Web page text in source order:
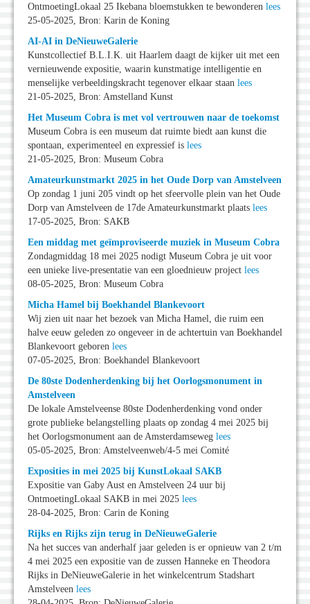
OntmoetingLokaal 25 Ikebana bloemstukken te bewonderen lees
25-05-2025, Bron: Karin de Koning
AI-AI in DeNieuweGalerie
Kunstcollectief B.L.I.K. uit Haarlem daagt de kijker uit met een
vernieuwende expositie, waarin kunstmatige intelligentie en
menselijke verbeeldingskracht tegenover elkaar staan lees
21-05-2025, Bron: Amstelland Kunst
Het Museum Cobra is met vol vertrouwen naar de toekomst
Museum Cobra is een museum dat ruimte biedt aan kunst die
spontaan, experimenteel en expressief is lees
21-05-2025, Bron: Museum Cobra
Amateurkunstmarkt 2025 in het Oude Dorp van Amstelveen
Op zondag 1 juni 205 vindt op het sfeervolle plein van het Oude
Dorp van Amstelveen de 17de Amateurkunstmarkt plaats lees
17-05-2025, Bron: SAKB
Een middag met geïmproviseerde muziek in Museum Cobra
Zondagmiddag 18 mei 2025 nodigt Museum Cobra je uit voor
een unieke live-presentatie van een gloednieuw project lees
08-05-2025, Bron: Museum Cobra
Micha Hamel bij Boekhandel Blankevoort
Wij zien uit naar het bezoek van Micha Hamel, die ruim een
halve eeuw geleden zo ongeveer in de achtertuin van Boekhandel
Blankevoort geboren lees
07-05-2025, Bron: Boekhandel Blankevoort
De 80ste Dodenherdenking bij het Oorlogsmonument in
Amstelveen
De lokale Amstelveense 80ste Dodenherdenking vond onder
grote publieke belangstelling plaats op zondag 4 mei 2025 bij
het Oorlogsmonument aan de Amsterdamseweg lees
05-05-2025, Bron: Amstelveenweb/4-5 mei Comité
Exposities in mei 2025 bij KunstLokaal SAKB
Expositie van Gaby Aust en Amstelveen 24 uur bij
OntmoetingLokaal SAKB in mei 2025 lees
28-04-2025, Bron: Carin de Koning
Rijks en Rijks zijn terug in DeNieuweGalerie
Na het succes van anderhalf jaar geleden is er opnieuw van 2 t/m
4 mei 2025 een expositie van de zussen Hanneke en Theodora
Rijks in DeNieuweGalerie in het winkelcentrum Stadshart
Amstelveen lees